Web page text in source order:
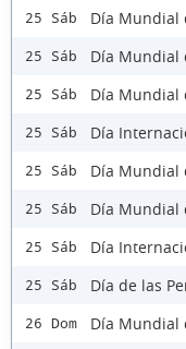
25 Sáb Día Mundial
25 Sáb Día Mundial
25 Sáb Día Mundial
25 Sáb Día
25 Sáb Día Mundial
25 Sáb Día Mundial
25 Sáb Día
25 Sáb Día de las
26 Dom Día Mundial